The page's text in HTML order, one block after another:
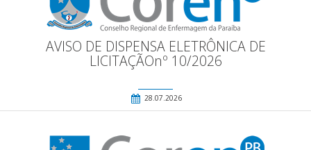
AVISO DE DISPENSA ELETRÔNICA DE
LICITAÇÃOnº 10/2026
28.07.2026